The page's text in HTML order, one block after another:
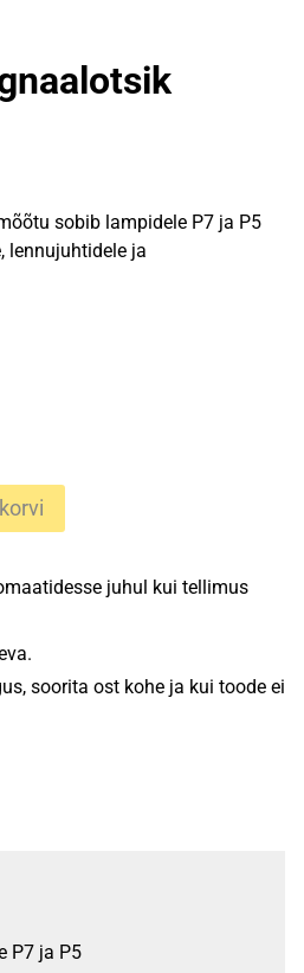
sobib lampidele P7 ja P5
lennujuhtidele ja
juhul kui tellimus
soorita ost kohe ja kui toode ei
P7 ja P5